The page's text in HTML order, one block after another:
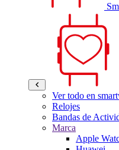
Ver todo en
Relojes
Bandas de
Marca
Apple